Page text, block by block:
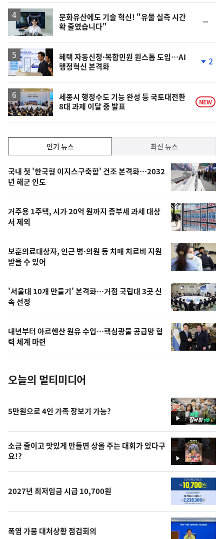
상
문화유산에도 기술 혁신! "유물 실측 시간
확 줄였습니다"
일
혜택 자동신청·복합민원 원스톱 도입…AI
행정혁신 본격화
하
락
2
세종시 행정수도 기능 완성 등 국토대전환
8대 과제 이달 중 발표
NEW
기,
최
신,
오
늘
의
영
상
오
늘
의
사
진
인기 뉴스 최신 뉴스
인
기
뉴
스
국내 첫 '한국형 이지스구축함' 건조 본격화…2032
년 해군 인도
거주용 1주택, 시가 20억 원까지 종부세 과세 대상
서 제외
보훈의료대상자, 인근 병·의원 등 치매 치료비 지원
받을 수 있어
'서울대 10개 만들기' 본격화…거점 국립대 3곳 신
속 선정
내년부터 아르헨산 원유 수입…핵심광물 공급망 협
력 체계 마련
오늘의 멀티미디어
영
상
5만원으로 4인 가족 장보기 가능?
영
상
소금 줄이고 맛있게 만들면 상을 주는 대회가 있다구
요!?
2027년 최저임금 시급 10,700원
폭염 가뭄 대처상황 점검회의